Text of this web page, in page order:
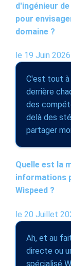
d'ingénieur
pour
domaine ?
le 19 Juin 2026
C'est tout à
derrière
des
delà des
partager
Quelle est la
informations
Wispeed ?
le 20 Juillet
Ah, et au
directe ou
spécialisé